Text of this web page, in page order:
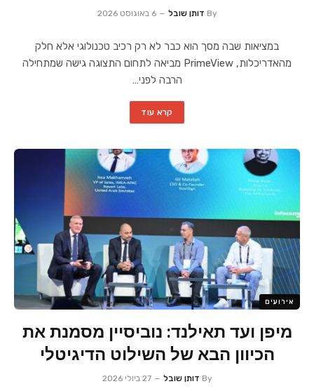
By דותן שובל 6 באוגוסט 2026
במציאות שבה מסך הוא כבר לא רק רכיב טכנולוגי אלא חלק
מהאדריכלות, PrimeView מביאה לתחום התצוגה גישה שמתחילה
הרבה לפני…
קרא עוד
אירועים
מיפן ועד תאילנד: נוביסיין מסמנת את
הכיוון הבא של השילוט הדיגיטלי
By דותן שובל 27 ביולי 2026